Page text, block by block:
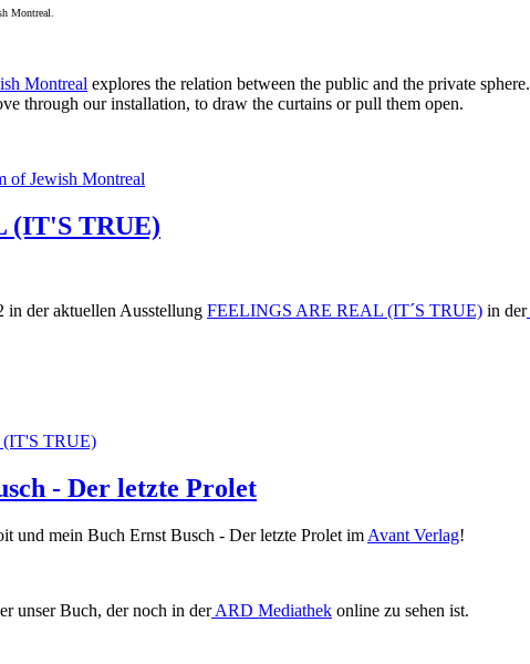
Montreal.
Montreal explores the relation between the public and the private
through our installation, to draw the curtains or pull them open.
of Jewish Montreal
(IT'S TRUE)
der aktuellen Ausstellung FEELINGS ARE REAL (IT´S TRUE) in der
(IT'S TRUE)
- Der letzte Prolet
und mein Buch Ernst Busch - Der letzte Prolet im Avant Verlag!
unser Buch, der noch in derARD Mediathek online zu sehen ist.